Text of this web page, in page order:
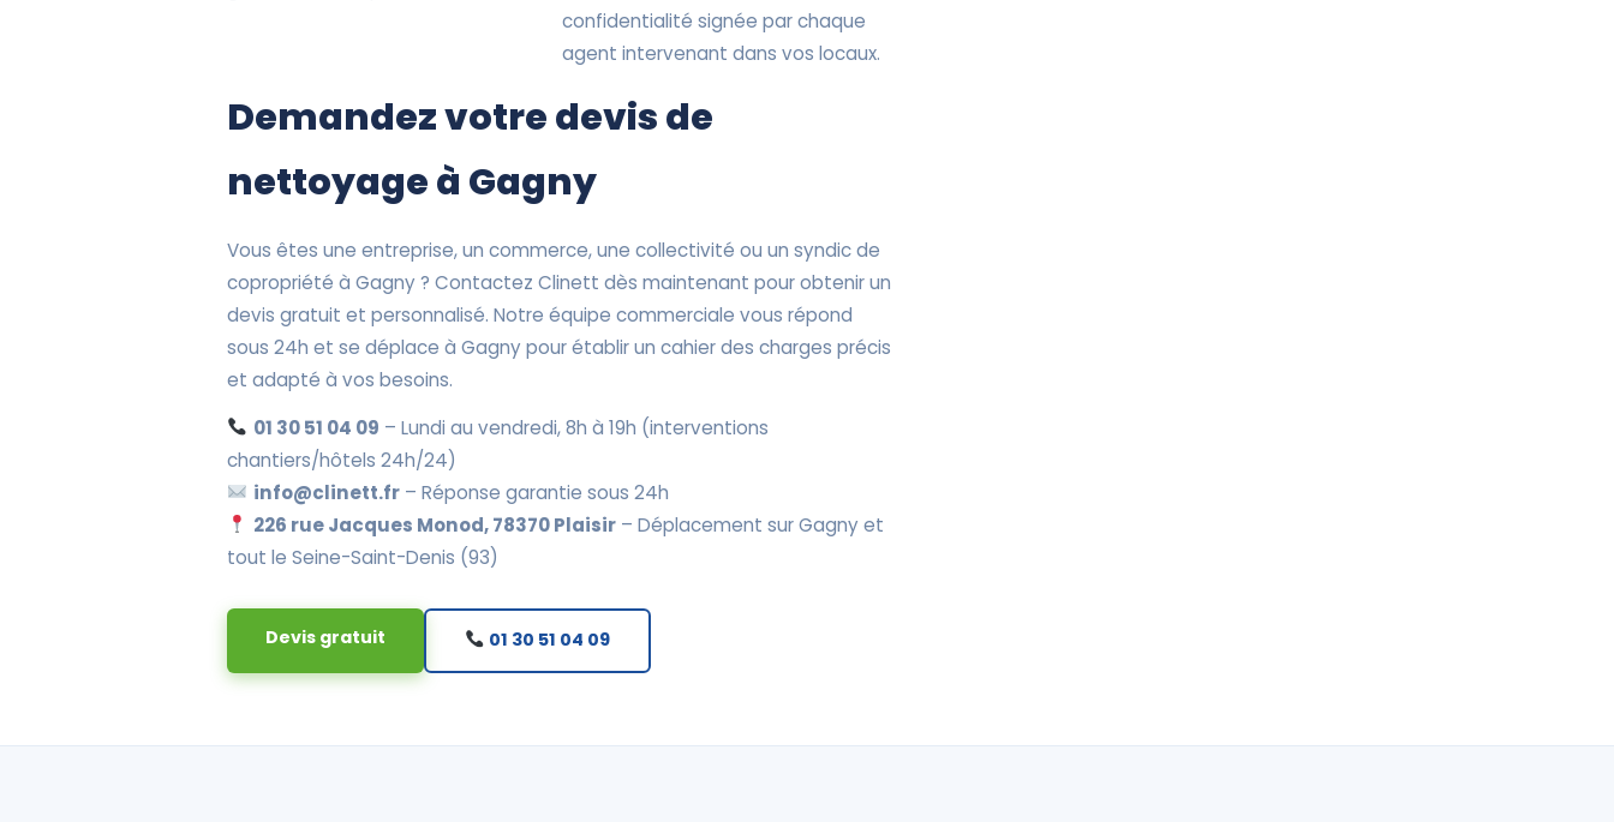
confidentialité signée par chaque
agent intervenant dans vos locaux.
Demandez votre devis de
nettoyage à Gagny
Vous êtes une entreprise, un commerce, une collectivité ou un syndic de
copropriété à Gagny ? Contactez Clinett dès maintenant pour obtenir un
devis gratuit et personnalisé. Notre équipe commerciale vous répond
sous 24h et se déplace à Gagny pour établir un cahier des charges précis
et adapté à vos besoins.
01 30 51 04 09 – Lundi au vendredi, 8h à 19h (interventions
chantiers/hôtels 24h/24)
info@clinett.fr– Réponse garantie sous 24h
226 rue Jacques Monod, 78370 Plaisir– Déplacement sur Gagny et
tout le Seine-Saint-Denis (93)
Devis gratuit 01 30 51 04 09